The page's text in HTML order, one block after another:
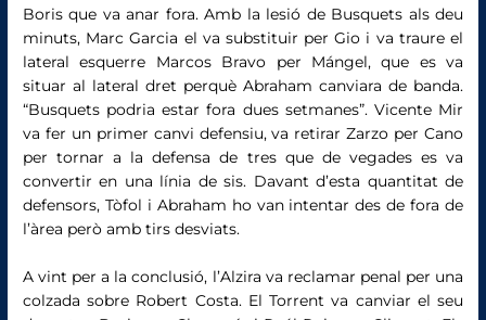
Boris que va anar fora. Amb la lesió de Busquets als deu
minuts, Marc Garcia el va substituir per Gio i va traure el
lateral esquerre Marcos Bravo per Mángel, que es va
situar al lateral dret perquè Abraham canviara de banda.
“Busquets podria estar fora dues setmanes”. Vicente Mir
va fer un primer canvi defensiu, va retirar Zarzo per Cano
per tornar a la defensa de tres que de vegades es va
convertir en una línia de sis. Davant d’esta quantitat de
defensors, Tòfol i Abraham ho van intentar des de fora de
l’àrea però amb tirs desviats.
A vint per a la conclusió, l’Alzira va reclamar penal per una
colzada sobre Robert Costa. El Torrent va canviar el seu